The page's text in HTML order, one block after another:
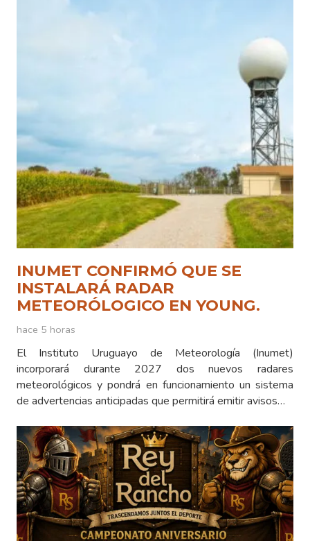
INUMET CONFIRMÓ QUE SE
INSTALARÁ RADAR
METEORÓLOGICO EN YOUNG.
hace 5 horas
El Instituto Uruguayo de Meteorología (Inumet)
incorporará durante 2027 dos nuevos radares
meteorológicos y pondrá en funcionamiento un sistema
de advertencias anticipadas que permitirá emitir avisos…